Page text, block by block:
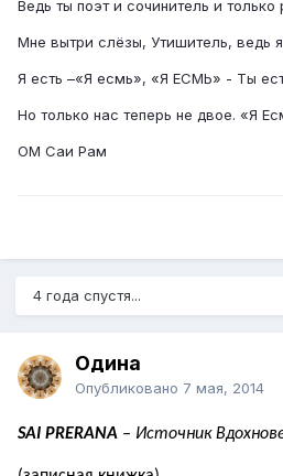
Ведь ты поэт и сочинитель и
Мне вытри слёзы, Утишитель, ведь
Я есть –«Я есмь», «Я ЕСМЬ» - Ты
Но только нас теперь не двое. «Я
ОМ Саи Рам
4 года спустя...
Одина
Опубликовано 7 мая, 2014
SAI PRERANA – Источник